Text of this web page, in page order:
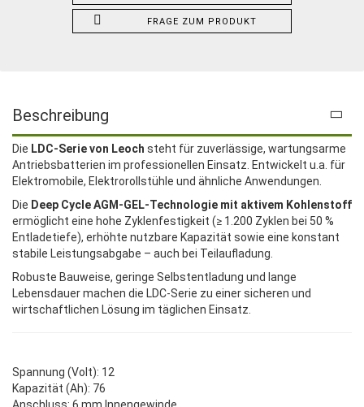
FRAGE ZUM PRODUKT
Beschreibung
Die LDC-Serie von Leoch steht für zuverlässige, wartungsarme
Antriebsbatterien im professionellen Einsatz. Entwickelt u.a. für
Elektromobile, Elektrorollstühle und ähnliche Anwendungen.
Die Deep Cycle AGM-GEL-Technologie mit aktivem Kohlenstoff
ermöglicht eine hohe Zyklenfestigkeit (≥ 1.200 Zyklen bei 50 %
Entladetiefe), erhöhte nutzbare Kapazität sowie eine konstant
stabile Leistungsabgabe – auch bei Teilaufladung.
Robuste Bauweise, geringe Selbstentladung und lange
Lebensdauer machen die LDC-Serie zu einer sicheren und
wirtschaftlichen Lösung im täglichen Einsatz.
Spannung (Volt): 12
Kapazität (Ah): 76